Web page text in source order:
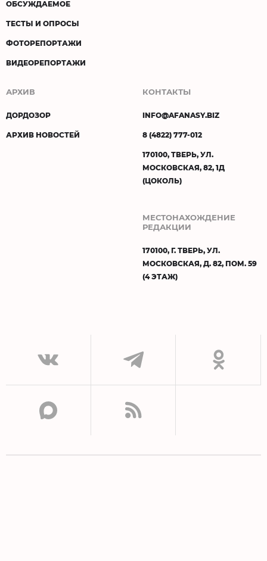
ОБСУЖДАЕМОЕ
ТЕСТЫ И ОПРОСЫ
ФОТОРЕПОРТАЖИ
ВИДЕОРЕПОРТАЖИ
АРХИВ
ДОРДОЗОР
АРХИВ НОВОСТЕЙ
КОНТАКТЫ
INFO@AFANASY.BIZ
8 (4822) 777-012
170100, ТВЕРЬ, УЛ.
МОСКОВСКАЯ, 82, 1Д
(ЦОКОЛЬ)
МЕСТОНАХОЖДЕНИЕ
РЕДАКЦИИ
170100, Г. ТВЕРЬ, УЛ.
МОСКОВСКАЯ, Д. 82, ПОМ. 59
(4 ЭТАЖ)